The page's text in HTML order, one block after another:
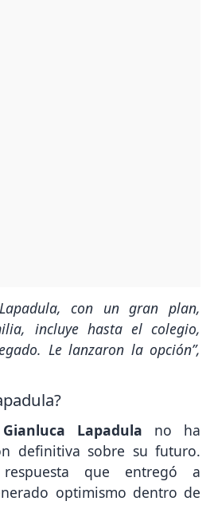
con un gran plan,
incluye hasta el colegio,
Le lanzaron la opción”,
Gianluca Lapadula no ha
definitiva sobre su futuro.
que entregó a
optimismo dentro de